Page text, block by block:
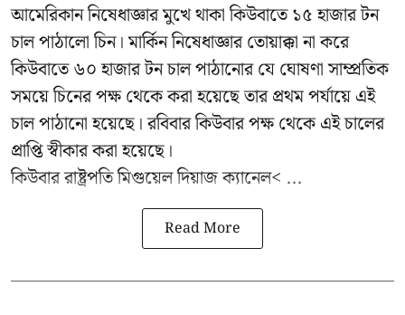
আমেরিকান নিষেধাজ্ঞার মুখে থাকা কিউবাতে ১৫ হাজার টন
চাল পাঠালো চিন। মার্কিন নিষেধাজ্ঞার তোয়াক্কা না করে
কিউবাতে ৬০ হাজার টন চাল পাঠানোর যে ঘোষণা সাম্প্রতিক
সময়ে চিনের পক্ষ থেকে করা হয়েছে তার প্রথম পর্যায়ে এই
চাল পাঠানো হয়েছে। রবিবার কিউবার পক্ষ থেকে এই চালের
প্রাপ্তি স্বীকার করা হয়েছে।
কিউবার রাষ্ট্রপতিমিগুয়েল দিয়াজ ক্যানেল< ...
Read More